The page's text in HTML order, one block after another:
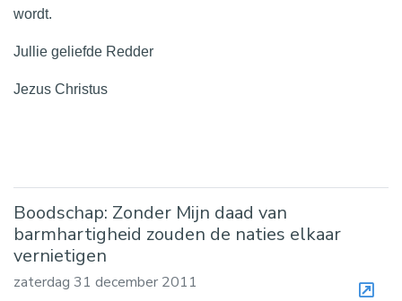
wordt.
Jullie geliefde Redder
Jezus Christus
Boodschap: Zonder Mijn daad van
barmhartigheid zouden de naties elkaar
vernietigen
zaterdag 31 december 2011